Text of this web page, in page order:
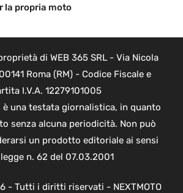
la propria moto
di WEB 365 SRL - Via Nicola
Roma (RM) - Codice Fiscale e
I.V.A. 12279101005
una testata giornalistica, in quanto
senza alcuna periodicità. Non può
un prodotto editoriale ai sensi
n. 62 del 07.03.2001
- Tutti i diritti riservati - NEXTMOTO